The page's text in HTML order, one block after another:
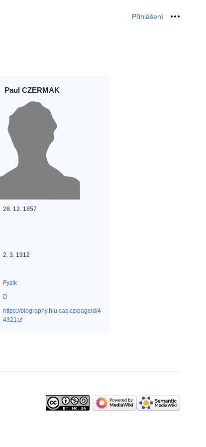
Přihlášení Osobní
Paul CZERMAK
28. 12. 1857
2. 3. 1912
Fyzik‎
D
https://biography.hiu.cas.cz/pageid/4
4321